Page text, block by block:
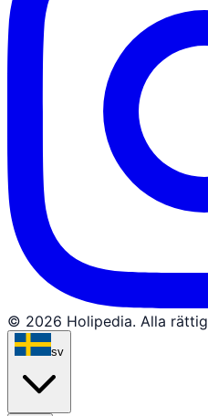
© 2026 Holipedia. Alla
sv